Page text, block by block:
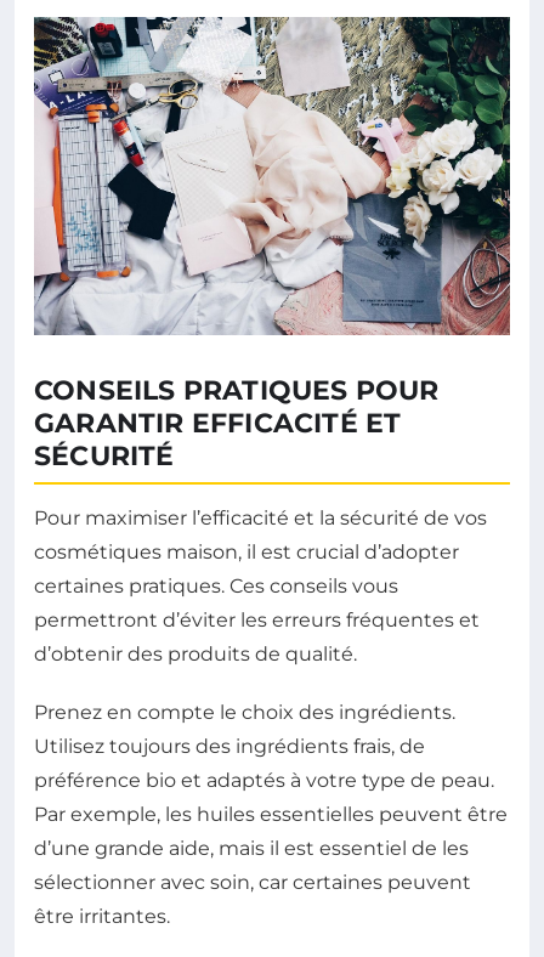
CONSEILS PRATIQUES POUR
GARANTIR EFFICACITÉ ET
SÉCURITÉ
Pour maximiser l’efficacité et la sécurité de vos
cosmétiques maison, il est crucial d’adopter
certaines pratiques. Ces conseils vous
permettront d’éviter les erreurs fréquentes et
d’obtenir des produits de qualité.
Prenez en compte le choix des ingrédients.
Utilisez toujours des ingrédients frais, de
préférence bio et adaptés à votre type de peau.
Par exemple, les huiles essentielles peuvent être
d’une grande aide, mais il est essentiel de les
sélectionner avec soin, car certaines peuvent
être irritantes.